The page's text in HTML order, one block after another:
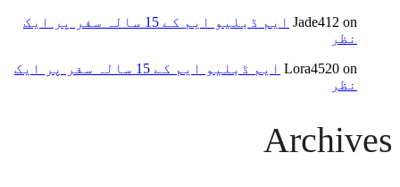
Jade412 on
ایم ڈبلیو ایم کے 15 سالہ سفر پر ایک
نظر
Lora4520 on
ایم ڈبلیو ایم کے 15 سالہ سفر پر ایک
نظر
Archives